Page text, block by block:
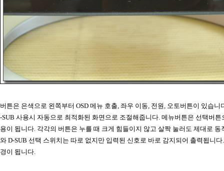
버튼은 은색으로 왼쪽부터 OSD 메뉴 호출, 좌우 이동, 전원, 오토버튼이 있습니
-SUB 사용시 자동으로 최적화된 화면으로 조절해줍니다. 메뉴버튼은 선택버튼
용이 됩니다. 각각의 버튼은 누를 때 크게 힘들이지 않고 살짝 눌러도 제대로 동
와 D-SUB 선택 스위치는 따로 없지만 입력된 신호로 바로 감지되어 출력됩니다
경이 됩니다.